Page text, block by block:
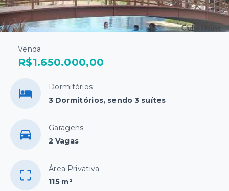
Venda
R$1.650.000,00
Dormitórios
3 Dormitórios, sendo 3 suítes
Garagens
2 Vagas
Área Privativa
115 m²